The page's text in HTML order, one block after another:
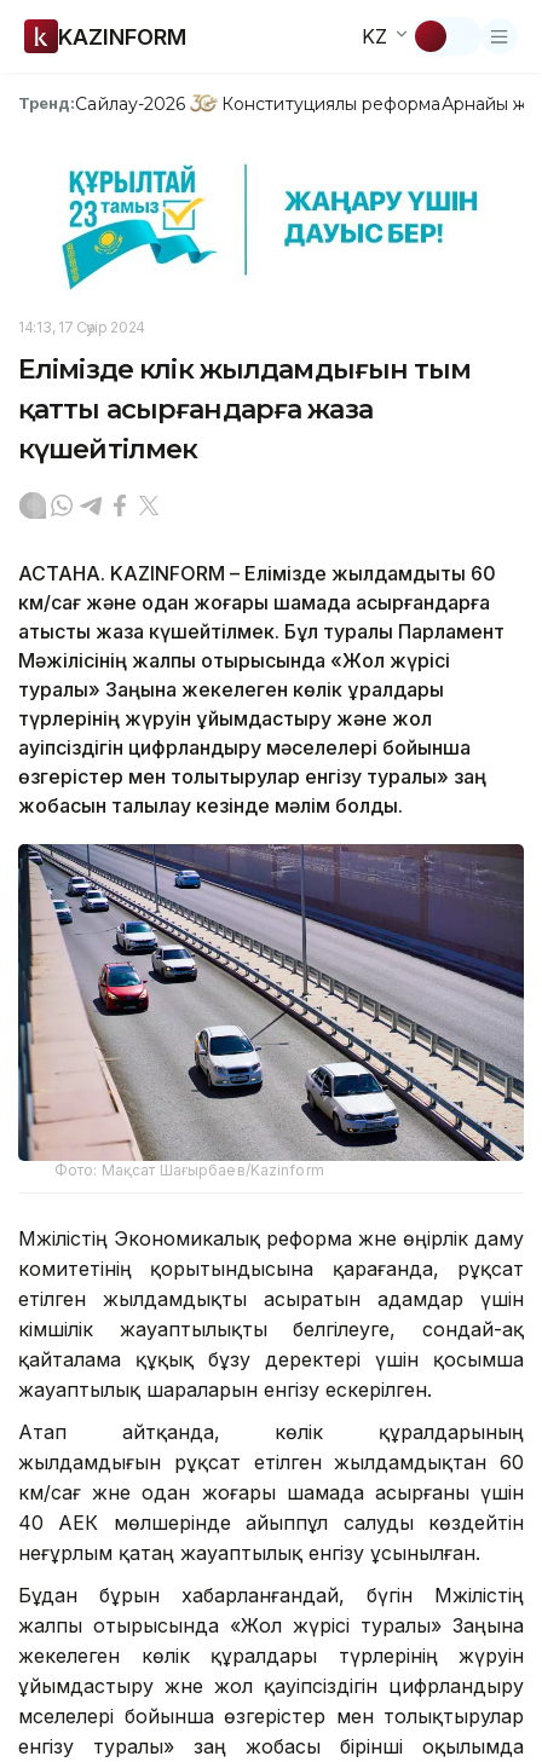
KAZINFORM KZ
Тренд:Сайлау-2026 Конституциялық реформаАрнайы
14:13, 17 Сәуір 2024
Елімізде көлік жылдамдығын тым
қатты асырғандарға жаза
күшейтілмек
АСТАНА. KAZINFORM – Елімізде жылдамдықты 60
км/сағ және одан жоғары шамада асырғандарға
қатысты жаза күшейтілмек. Бұл туралы Парламент
Мәжілісінің жалпы отырысында «Жол жүрісі
туралы» Заңына жекелеген көлік құралдары
түрлерінің жүруін ұйымдастыру және жол
қауіпсіздігін цифрландыру мәселелері бойынша
өзгерістер мен толықтырулар енгізу туралы» заң
жобасын талқылау кезінде мәлім болды.
Фото: Мақсат Шағырбаев/Kazinform
Мәжілістің Экономикалық реформа және өңірлік даму
комитетінің қорытындысына қарағанда, рұқсат
етілген жылдамдықты асыратын адамдар үшін
әкімшілік жауаптылықты белгілеуге, сондай-ақ
қайталама құқық бұзу деректері үшін қосымша
жауаптылық шараларын енгізу ескерілген.
Атап айтқанда, көлік құралдарының
жылдамдығын рұқсат етілген жылдамдықтан 60
км/сағ және одан жоғары шамада асырғаны үшін
40 АЕК мөлшерінде айыппұл салуды көздейтін
неғұрлым қатаң жауаптылық енгізу ұсынылған.
Бұдан бұрын хабарланғандай, бүгін Мәжілістің
жалпы отырысында «Жол жүрісі туралы» Заңына
жекелеген көлік құралдары түрлерінің жүруін
ұйымдастыру және жол қауіпсіздігін цифрландыру
мәселелері бойынша өзгерістер мен толықтырулар
енгізу туралы» заң жобасы бірінші оқылымда